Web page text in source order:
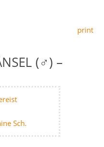
print
(♂) –
Sch.